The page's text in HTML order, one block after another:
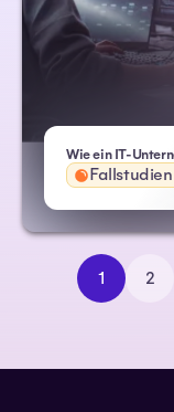
Wie ein IT-
Fallstudien
1 2